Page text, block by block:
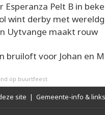
Esperanza Pelt B in
wint derby met
Uytvange maakt rouw
bruiloft voor Johan en
op buurtfeest
site | Gemeente-info & links